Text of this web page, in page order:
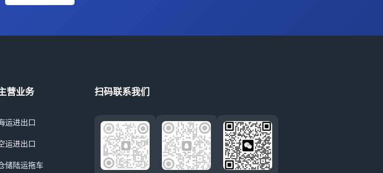
营业务
运进出口
运进出口
储陆运拖车
扫码联系我们